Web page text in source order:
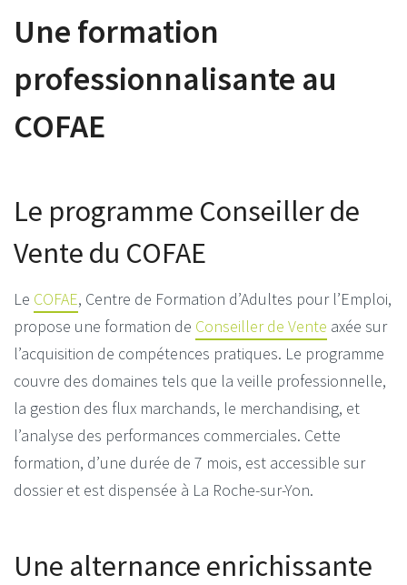
Une formation
professionnalisante au
COFAE
Le programme Conseiller de
Vente du COFAE
Le COFAE, Centre de Formation d’Adultes pour l’Emploi,
propose une formation de Conseiller de Vente axée sur
l’acquisition de compétences pratiques. Le programme
couvre des domaines tels que la veille professionnelle,
la gestion des flux marchands, le merchandising, et
l’analyse des performances commerciales. Cette
formation, d’une durée de 7 mois, est accessible sur
dossier et est dispensée à La Roche-sur-Yon.
Une alternance enrichissante